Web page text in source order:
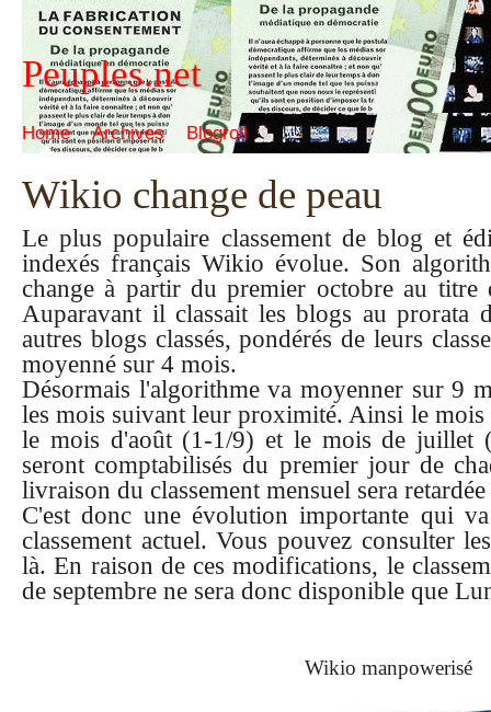
Peuples.net
Home Archives Blogroll
Wikio change de peau
Le plus populaire classement de blog et
indexés français Wikio évolue. Son
change à partir du premier octobre au titre
Auparavant il classait les blogs au prorata
autres blogs classés, pondérés de leurs
moyenné sur 4 mois.
Désormais l'algorithme va moyenner sur 9
les mois suivant leur proximité. Ainsi le mois
le mois d'août (1-1/9) et le mois de juillet
seront comptabilisés du premier jour de
livraison du classement mensuel sera
C'est donc une évolution importante qui
classement actuel. Vous pouvez consulter
là. En raison de ces modifications, le
de septembre ne sera donc disponible que
Wikio manpowerisé